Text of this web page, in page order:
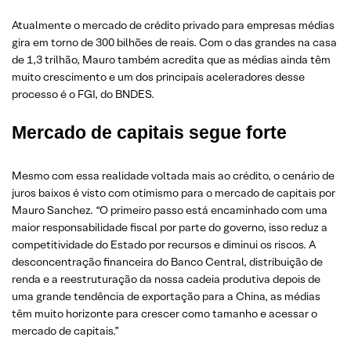
Atualmente o mercado de crédito privado para empresas médias
gira em torno de 300 bilhões de reais. Com o das grandes na casa
de 1,3 trilhão, Mauro também acredita que as médias ainda têm
muito crescimento e um dos principais aceleradores desse
processo é o FGI, do BNDES.
Mercado de capitais segue forte
Mesmo com essa realidade voltada mais ao crédito, o cenário de
juros baixos é visto com otimismo para o mercado de capitais por
Mauro Sanchez. “O primeiro passo está encaminhado com uma
maior responsabilidade fiscal por parte do governo, isso reduz a
competitividade do Estado por recursos e diminui os riscos. A
desconcentração financeira do Banco Central, distribuição de
renda e a reestruturação da nossa cadeia produtiva depois de
uma grande tendência de exportação para a China, as médias
têm muito horizonte para crescer como tamanho e acessar o
mercado de capitais.”